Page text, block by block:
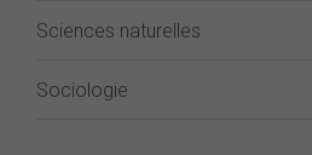
Sciences naturelles
Sociologie